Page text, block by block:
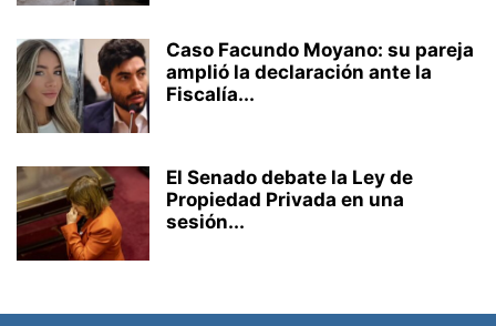
Caso Facundo Moyano: su pareja
amplió la declaración ante la
Fiscalía...
El Senado debate la Ley de
Propiedad Privada en una
sesión...